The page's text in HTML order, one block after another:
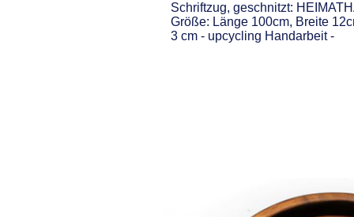
Schriftzug, geschnitzt:
Größe: Länge 100cm, Breite
3 cm - upcycling Handarbeit -